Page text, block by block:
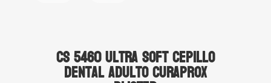
CS 5460 Ultra Soft Cepillo
dental adulto Curaprox